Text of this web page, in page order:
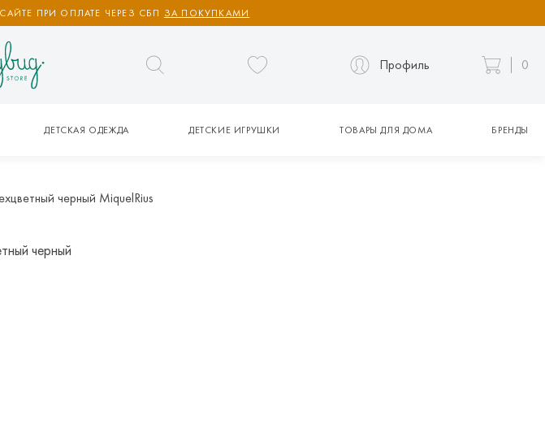
ПРИ ОПЛАТЕ ЧЕРЕЗ СБП ЗА ПОКУПКАМИ
Профиль 0
ДЕТСКАЯ ОДЕЖДА ДЕТСКИЕ ИГРУШКИ ТОВАРЫ ДЛЯ ДОМА БРЕНДЫ
черный MiquelRius